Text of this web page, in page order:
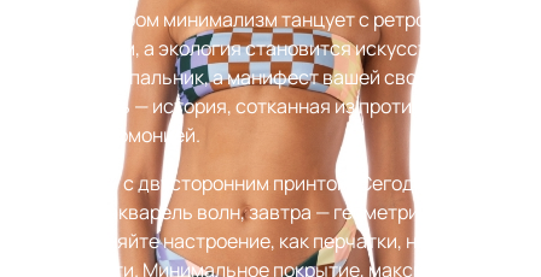
Дуэт, в котором минимализм танцует с ретро-
бунтарством, а экология становится искусством. Это
не просто купальник, а манифест вашей свободы, где
каждая нить — история, сотканная из противоречий,
ставших гармонией.
Топ-бандо: с двусторонним принтом. Сегодня — едва
заметная акварель волн, завтра — геометричный взрыв
цвета. Меняйте настроение, как перчатки, не снимая
уверенности. Минимальное покрытие, максимальная